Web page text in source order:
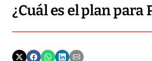
¿Cuál es el plan para